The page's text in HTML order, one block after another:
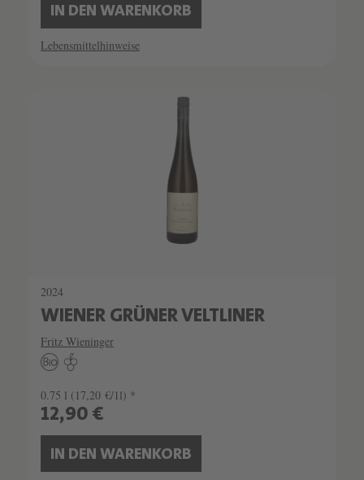
IN DEN WARENKORB
Lebensmittelhinweise
2024
WIENER GRÜNER VELTLINER
Fritz Wieninger
0.75 l (17,20 €/1l) *
12,90 €
IN DEN WARENKORB